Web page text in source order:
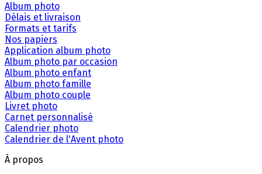
Album photo
Délais et livraison
Formats et tarifs
Nos papiers
Application album photo
Album photo par occasion
Album photo enfant
Album photo famille
Album photo couple
Livret photo
Carnet personnalisé
Calendrier photo
Calendrier de l'Avent photo
À propos